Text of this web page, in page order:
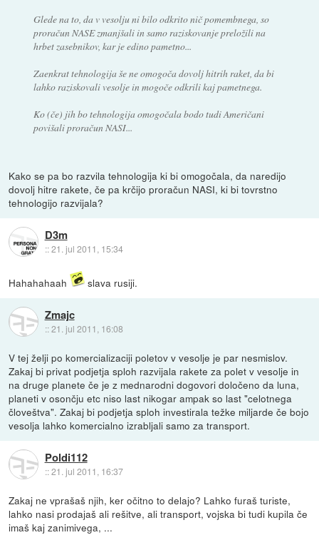
Glede na to, da v vesolju ni bilo odkrito nič pomembnega, so
proračun NASE zmanjšali in samo raziskovanje preložili na
hrbet zasebnikov, kar je edino pametno...
Zaenkrat tehnologija še ne omogoča dovolj hitrih raket, da bi
lahko raziskovali vesolje in mogoče odkrili kaj pametnega.
Ko (če) jih bo tehnologija omogočala bodo tudi Američani
povišali proračun NASI...
Kako se pa bo razvila tehnologija ki bi omogočala, da naredijo
dovolj hitre rakete, če pa krčijo proračun NASI, ki bi tovrstno
tehnologijo razvijala?
D3m
::21. jul 2011, 15:34
Hahahahaah slava rusiji.
Zmajc
::21. jul 2011, 16:08
V tej želji po komercializaciji poletov v vesolje je par nesmislov.
Zakaj bi privat podjetja sploh razvijala rakete za polet v vesolje in
na druge planete če je z mednarodni dogovori določeno da luna,
planeti v osončju etc niso last nikogar ampak so last "celotnega
človeštva". Zakaj bi podjetja sploh investirala težke miljarde če bojo
vesolja lahko komercialno izrabljali samo za transport.
Poldi112
::21. jul 2011, 16:37
Zakaj ne vprašaš njih, ker očitno to delajo? Lahko furaš turiste,
lahko nasi prodajaš ali rešitve, ali transport, vojska bi tudi kupila če
imaš kaj zanimivega, ...